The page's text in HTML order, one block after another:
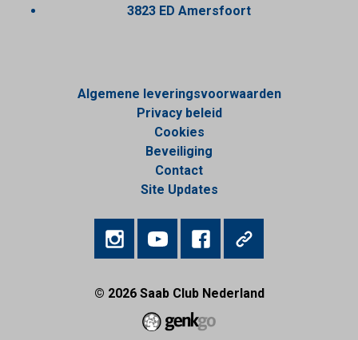
3823 ED Amersfoort
Algemene leveringsvoorwaarden
Privacy beleid
Cookies
Beveiliging
Contact
Site Updates
© 2026Saab Club Nederland